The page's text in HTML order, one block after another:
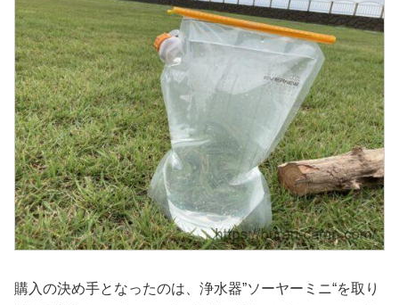
購入の決め手となったのは、浄水器”ソーヤーミニ“を取り